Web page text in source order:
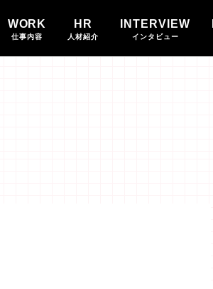
WORK
仕事内容
HR
人材紹介
INTERVIEW
インタビュー